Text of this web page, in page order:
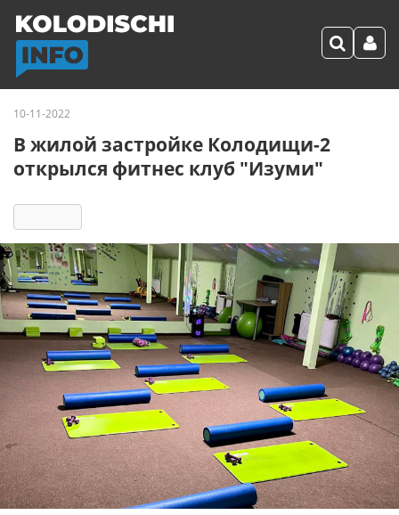
10-11-2022
В жилой застройке Колодищи-2
открылся фитнес клуб "Изуми"